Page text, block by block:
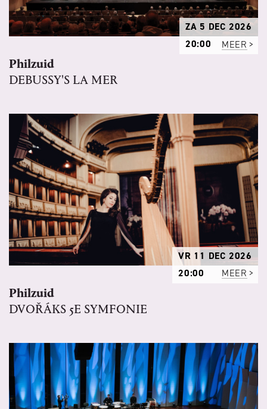
ZA 5 DEC 2026
20:00
MEER
Philzuid
DEBUSSY'S LA MER
VR 11 DEC 2026
20:00
MEER
Philzuid
DVOŘÁKS 5E SYMFONIE